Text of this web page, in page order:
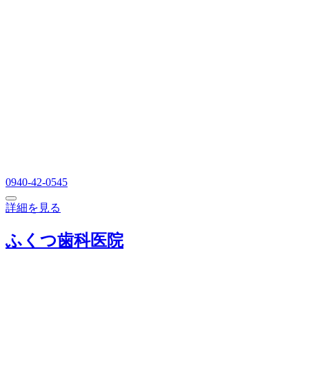
0940-42-0545
詳細を見る
ふくつ歯科医院